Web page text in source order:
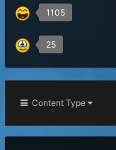
1105
25
Content Type